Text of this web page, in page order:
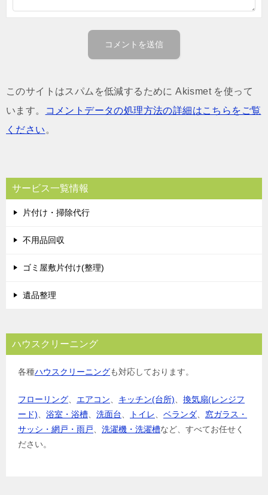
このサイトはスパムを低減するために Akismet を使って
います。
コメントデータの処理方法の詳細はこちらをご覧
ください 。
サービス一覧情報
片付け・掃除代行
不用品回収
ゴミ屋敷片付け(整理)
遺品整理
ハウスクリーニング
各種ハウスクリーニングも対応しております。
フローリング エアコン キッチン(台所)
換気扇(レンジフ
ード)
浴室・浴槽 洗面台 トイレ ベランダ
窓ガラス・
サッシ・網戸・雨戸
洗濯機・洗濯槽など、すべてお任せく
ださい。